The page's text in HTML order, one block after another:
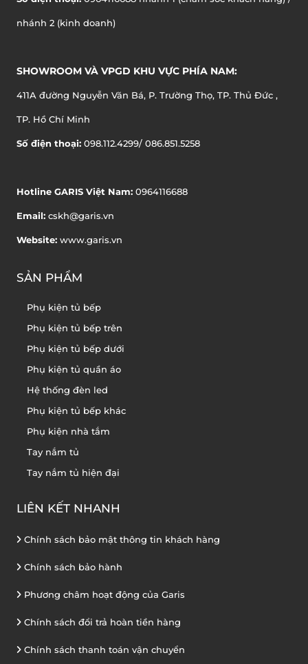
nhánh 2 (kinh doanh)
SHOWROOM VÀ VPGD KHU VỰC PHÍA NAM:
411A đường Nguyễn Văn Bá, P. Trường Thọ, TP. Thủ Đức ,
TP. Hồ Chí Minh
Số điện thoại: 098.112.4299/ 086.851.5258
Hotline GARIS Việt Nam: 0964116688
Email: cskh@garis.vn
Website: www.garis.vn
SẢN PHẨM
Phụ kiện tủ bếp
Phụ kiện tủ bếp trên
Phụ kiện tủ bếp dưới
Phụ kiện tủ quần áo
Hệ thống đèn led
Phụ kiện tủ bếp khác
Phụ kiện nhà tắm
Tay nắm tủ
Tay nắm tủ hiện đại
LIÊN KẾT NHANH
Chính sách bảo mật thông tin khách hàng
Chính sách bảo hành
Phương châm hoạt động của Garis
Chính sách đổi trả hoàn tiền hàng
Chính sách thanh toán vận chuyển